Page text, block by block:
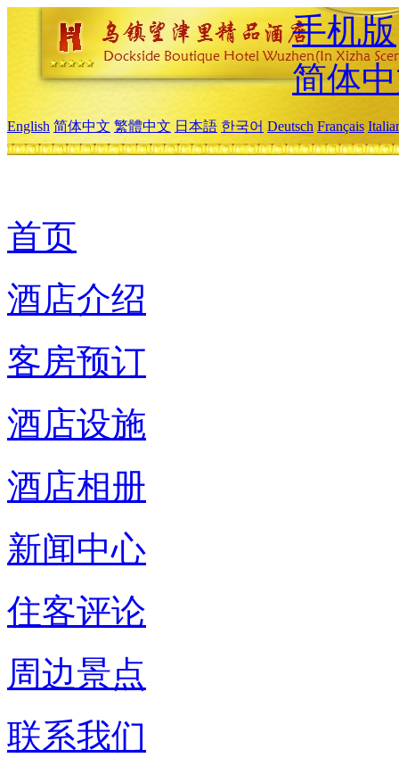
手机版
简体
English 简体中文 繁體中文 日本語 한국어 Deutsch Français
首页
酒店介绍
客房预订
酒店设施
酒店相册
新闻中心
住客评论
周边景点
联系我们